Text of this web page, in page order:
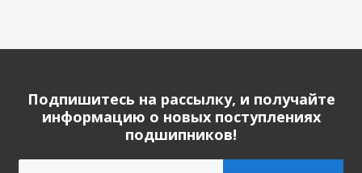
Подпишитесь на рассылку, и получайте
информацию о новых поступлениях
подшипников!